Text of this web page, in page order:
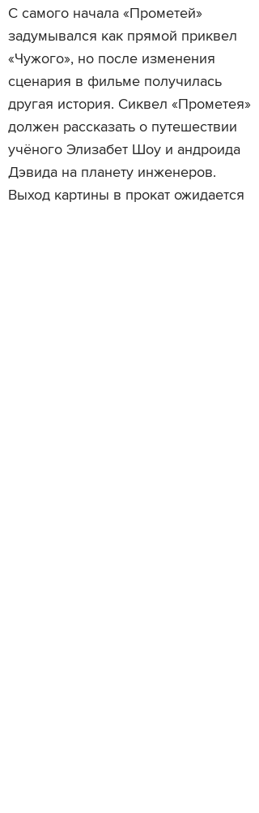
С самого начала «Прометей»
задумывался как прямой приквел
«Чужого», но после изменения
сценария в фильме получилась
другая история. Сиквел «Прометея»
должен рассказать о путешествии
учёного Элизабет Шоу и андроида
Дэвида на планету инженеров.
Выход картины в прокат ожидается